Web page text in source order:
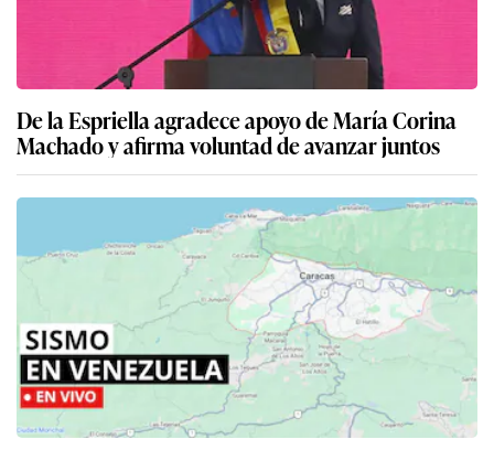
De la Espriella agradece apoyo de María Corina
Machado y afirma voluntad de avanzar juntos